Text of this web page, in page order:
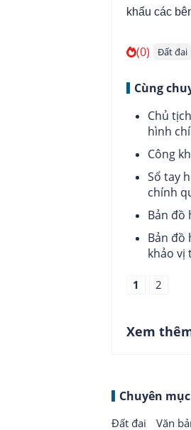
khẩu các
(0) Đất đai
Cùng
Chủ
hình
Công
Sổ tay
chính
Bản đồ
Bản đồ
khảo vị
1 2
Xem
Chuyên mục
Đất đai Văn